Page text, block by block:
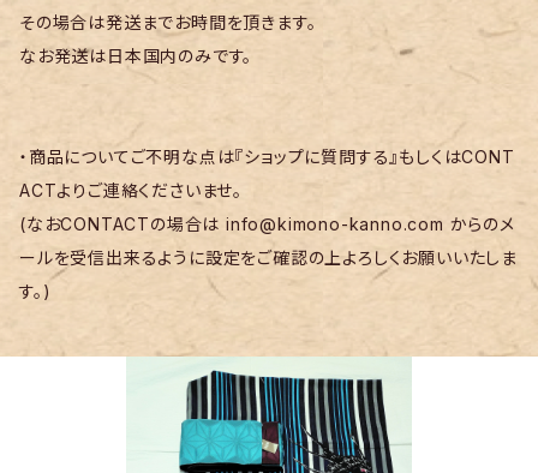
その場合は発送までお時間を頂きます。
なお発送は日本国内のみです。
・商品についてご不明な点は『ショップに質問する』もしくはCONT
ACTよりご連絡くださいませ。
(なおCONTACTの場合はinfo@kimono-kanno.com からのメ
ールを受信出来るように設定をご確認の上よろしくお願いいたしま
す。)